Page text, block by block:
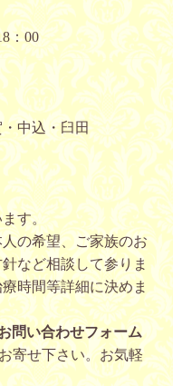
00
中込・臼田
す。
の希望、ご家族のお
など相談して参りま
時間等詳細に決めま
問い合わせフォーム
寄せ下さい。お気軽